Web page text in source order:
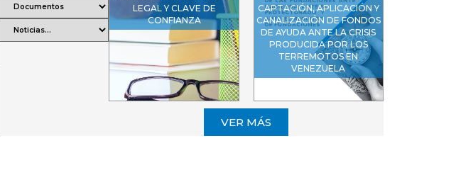
LEGAL Y CLAVE DE
CONFIANZA
CAPTACIÓN, APLICACIÓN Y
CANALIZACIÓN DE FONDOS
DE AYUDA ANTE LA CRISIS
PRODUCIDA POR LOS
TERREMOTOS EN
VENEZUELA
VER MÁS